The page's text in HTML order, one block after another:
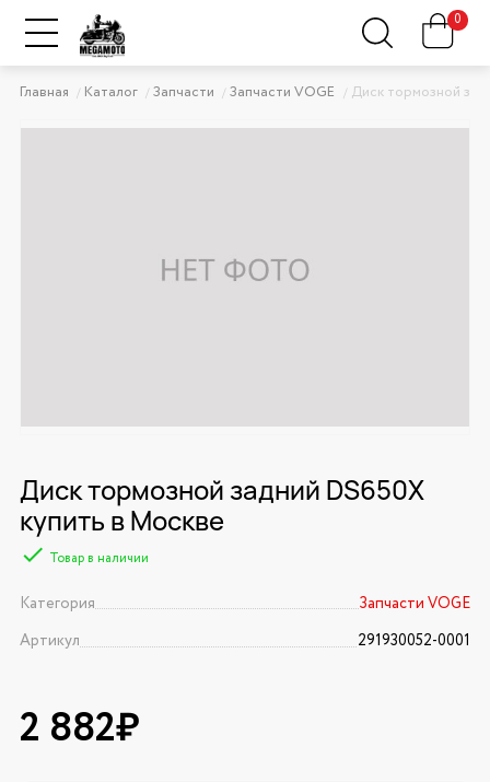
0
Главная Каталог Запчасти Запчасти VOGE Диск тормозной
Диск тормозной задний DS650X
купить в Москве
Товар в наличии
Категория
Запчасти VOGE
Артикул
291930052-0001
2 882₽